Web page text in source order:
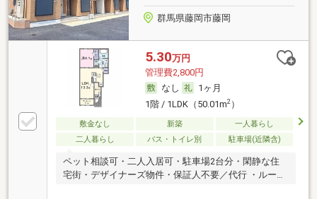
群馬県藤岡市藤岡
5.30万円
管理費2,800円
なし
1ヶ月
1階 / 1LDK（50.01m2）
敷金なし 新築
一人暮らし
二人暮らし
バス・トイレ別 駐車場(近隣含)
ペット相談可・二人入居可・駐車場2台分・閑静な住
宅街・デザイナーズ物件・保証人不要／代行 ・ルーム